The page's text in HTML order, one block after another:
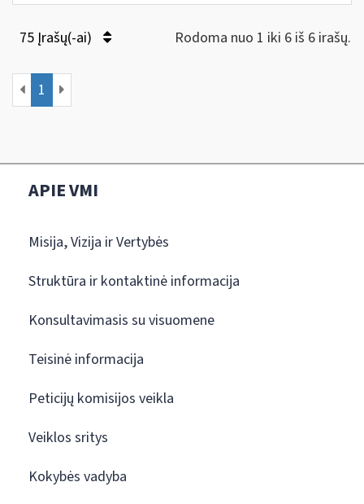
75 Įrašų(-ai) Rodoma nuo 1 iki 6 iš 6 irašų.
1
APIE VMI
Misija, Vizija ir Vertybės
Struktūra ir kontaktinė informacija
Konsultavimasis su visuomene
Teisinė informacija
Peticijų komisijos veikla
Veiklos sritys
Kokybės vadyba